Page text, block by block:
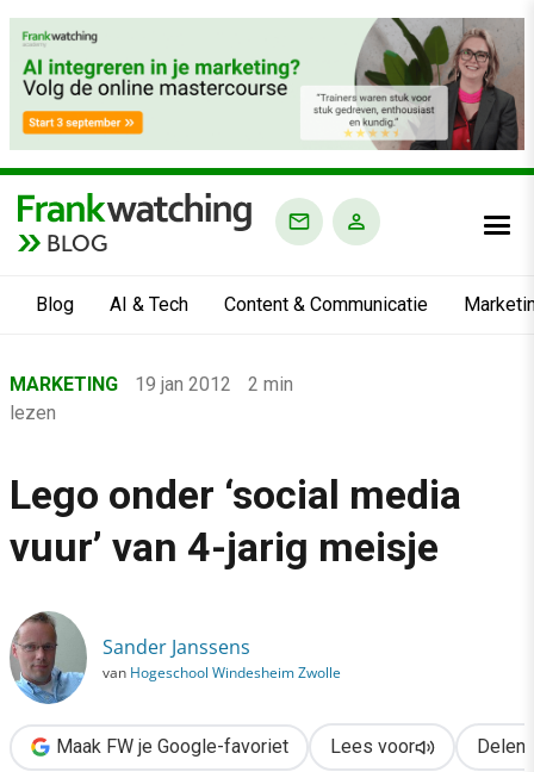
BLOG
Blog AI & Tech Content & Communicatie
›
Marketing
›
MARKETING 19 jan 2012
2 min
lezen
Lego onder ‘social media
vuur’ van 4-jarig meisje
Sander Janssens
van Hogeschool Windesheim Zwolle
Maak FW je Google-favoriet Lees voor Delen